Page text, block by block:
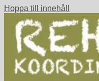
Hoppa till innehåll